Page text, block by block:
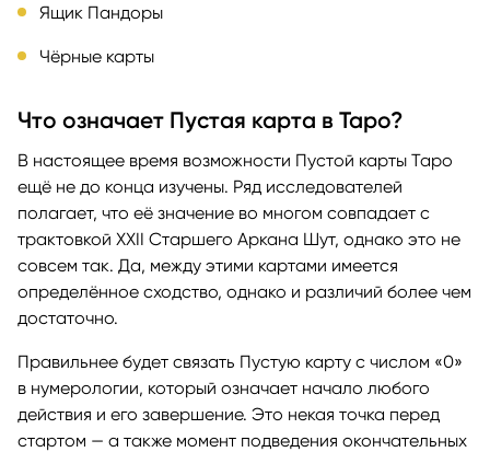
Ящик Пандоры
Чёрные карты
Что означает Пустая карта в Таро?
В настоящее время возможности Пустой карты Таро
ещё не до конца изучены. Ряд исследователей
полагает, что её значение во многом совпадает с
трактовкой XXII Старшего Аркана Шут, однако это не
совсем так. Да, между этими картами имеется
определённое сходство, однако и различий более чем
достаточно.
Правильнее будет связать Пустую карту с числом «0»
в нумерологии, который означает начало любого
действия и его завершение. Это некая точка перед
стартом — а также момент подведения окончательных